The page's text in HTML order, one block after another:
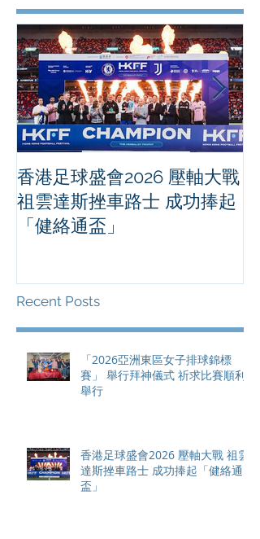
香港足球盛會2026 壓軸大戰
祖雲達斯挫車路士 成功捧起
「健絡通盃」
Recent Posts
「2026亞洲東區女子排球錦標
賽」 舉行拜神儀式 祈求比賽順利
舉行
香港足球盛會2026 壓軸大戰 祖雲
達斯挫車路士 成功捧起「健絡通
盃」